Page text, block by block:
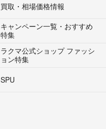
買取・相場価格情報
キャンペーン一覧・おすすめ
特集
ラクマ公式ショップ ファッシ
ョン特集
SPU